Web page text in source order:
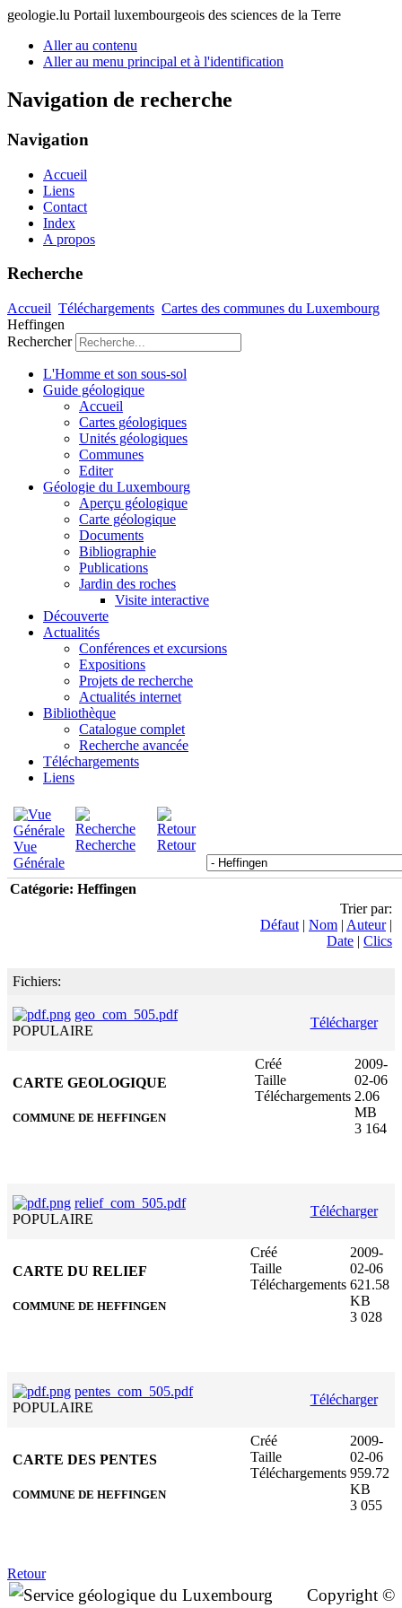
geologie.lu Portail luxembourgeois des sciences de la Terre
Aller au contenu
Aller au menu principal et à l'identification
Navigation de recherche
Navigation
Accueil
Liens
Contact
Index
A propos
Recherche
Accueil Téléchargements Cartes des communes du Luxembourg
Heffingen
Rechercher
L'Homme et son sous-sol
Guide géologique
Accueil
Cartes géologiques
Unités géologiques
Communes
Editer
Géologie du Luxembourg
Aperçu géologique
Carte géologique
Documents
Bibliographie
Publications
Jardin des roches
Visite interactive
Découverte
Actualités
Conférences et excursions
Expositions
Projets de recherche
Actualités internet
Bibliothèque
Catalogue complet
Recherche avancée
Téléchargements
Liens
Vue
Générale
Recherche Retour
Catégorie: Heffingen
Trier par:
Défaut | Nom | Auteur|
Date | Clics
Fichiers:
geo_com_505.pdf
POPULAIRE
Télécharger
CARTE GEOLOGIQUE
COMMUNE DE HEFFINGEN
Créé
Taille
Téléchargements
2009-
02-06
2.06
MB
3 164
relief_com_505.pdf
POPULAIRE
Télécharger
CARTE DU RELIEF
COMMUNE DE HEFFINGEN
Créé
Taille
Téléchargements
2009-
02-06
621.58
KB
3 028
pentes_com_505.pdf
POPULAIRE
Télécharger
CARTE DES PENTES
COMMUNE DE HEFFINGEN
Créé
Taille
Téléchargements
2009-
02-06
959.72
KB
3 055
Retour
Copyright ©